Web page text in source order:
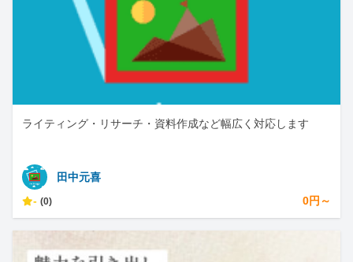
ライティング・リサーチ・資料作成など幅広く対応します
田中元喜
- (0) 0円～